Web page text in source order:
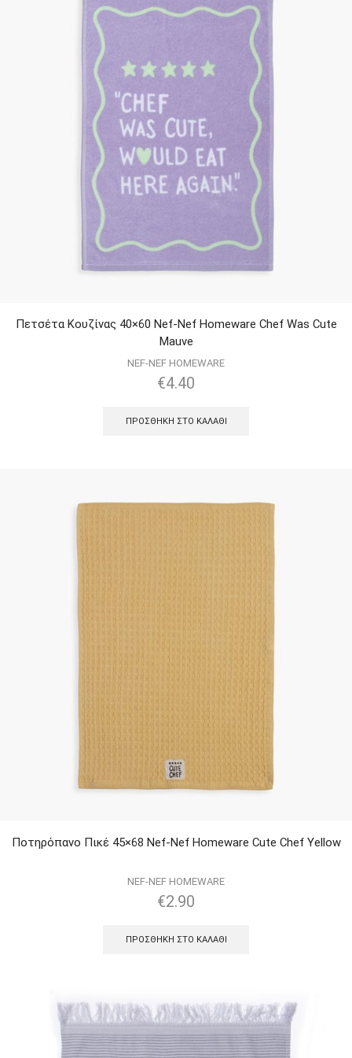
Πετσέτα Κουζίνας 40×60 Nef-Nef Homeware Chef Was Cute
Mauve
NEF-NEF HOMEWARE
€4.40
ΠΡΟΣΘΉΚΗ ΣΤΟ ΚΑΛΆΘΙ
Ποτηρόπανο Πικέ 45×68 Nef-Nef Homeware Cute Chef Yellow
NEF-NEF HOMEWARE
€2.90
ΠΡΟΣΘΉΚΗ ΣΤΟ ΚΑΛΆΘΙ